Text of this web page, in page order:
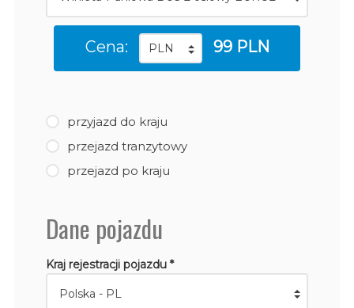
Cena: 99 PLN
przyjazd do kraju
przejazd tranzytowy
przejazd po kraju
Dane pojazdu
Kraj rejestracji pojazdu *